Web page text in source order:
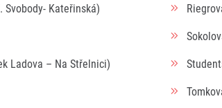
Kateřinská)
Ladova – Na Střelnici)